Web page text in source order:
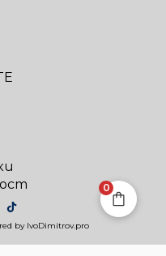
by IvoDimitrov.pro
0